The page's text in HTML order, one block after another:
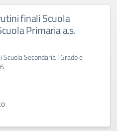
finali Scuola
Primaria a.s.
Secondaria I Grado e